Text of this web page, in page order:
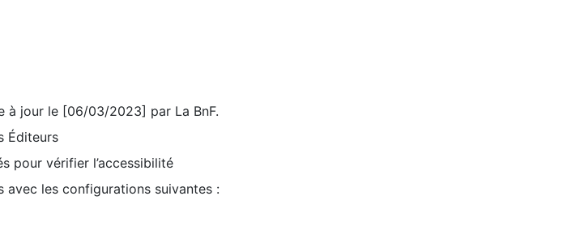
à jour le [06/03/2023] par La BnF.
Éditeurs
pour vérifier l’accessibilité
les configurations suivantes :